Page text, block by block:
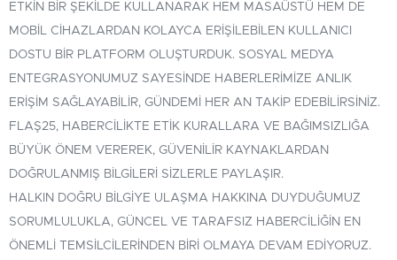
ETKIN BIR ŞEKILDE KULLANARAK HEM MASAÜSTÜ HEM DE
MOBIL CIHAZLARDAN KOLAYCA ERIŞILEBILEN KULLANICI
DOSTU BIR PLATFORM OLUŞTURDUK. SOSYAL MEDYA
ENTEGRASYONUMUZ SAYESINDE HABERLERIMIZE ANLIK
ERIŞIM SAĞLAYABILIR, GÜNDEMI HER AN TAKIP EDEBILIRSINIZ.
FLAŞ25, HABERCILIKTE ETIK KURALLARA VE BAĞIMSIZLIĞA
BÜYÜK ÖNEM VEREREK, GÜVENILIR KAYNAKLARDAN
DOĞRULANMIŞ BILGILERI SIZLERLE PAYLAŞIR.
HALKIN DOĞRU BILGIYE ULAŞMA HAKKINA DUYDUĞUMUZ
SORUMLULUKLA, GÜNCEL VE TARAFSIZ HABERCILIĞIN EN
ÖNEMLI TEMSILCILERINDEN BIRI OLMAYA DEVAM EDIYORUZ.